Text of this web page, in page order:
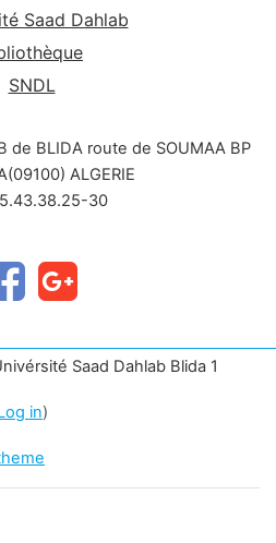
Saad Dahlab
SNDL
de BLIDA route de SOUMAA BP
ALGERIE
30
Saad Dahlab Blida 1
in)